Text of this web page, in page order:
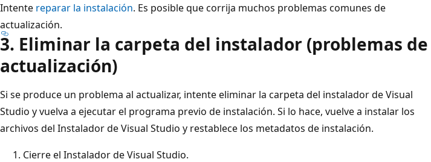
Intente reparar la instalación. Es posible que corrija muchos problemas comunes de
actualización.
3. Eliminar la carpeta del instalador (problemas de
actualización)
Si se produce un problema al actualizar, intente eliminar la carpeta del instalador de Visual
Studio y vuelva a ejecutar el programa previo de instalación. Si lo hace, vuelve a instalar los
archivos del Instalador de Visual Studio y restablece los metadatos de instalación.
Cierre el Instalador de Visual Studio.